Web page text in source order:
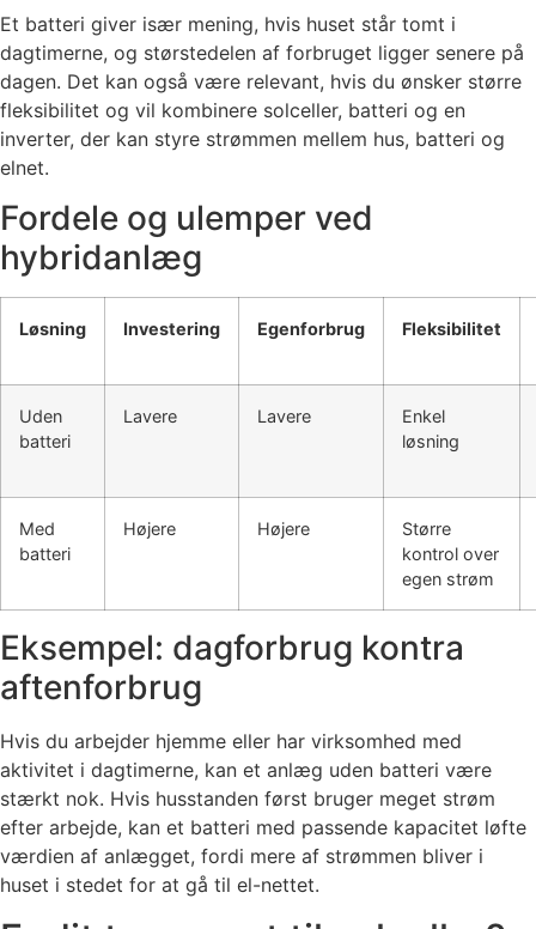
Et batteri giver især mening, hvis huset står tomt i
dagtimerne, og størstedelen af forbruget ligger senere på
dagen. Det kan også være relevant, hvis du ønsker større
fleksibilitet og vil kombinere solceller, batteri og en
inverter, der kan styre strømmen mellem hus, batteri og
elnet.
Fordele og ulemper ved
hybridanlæg
Løsning Investering Egenforbrug Fleksibilitet
Uden
batteri
Lavere Lavere
Enkel
løsning
Med
batteri
Højere Højere
Større
kontrol over
egen strøm
Eksempel: dagforbrug kontra
aftenforbrug
Hvis du arbejder hjemme eller har virksomhed med
aktivitet i dagtimerne, kan et anlæg uden batteri være
stærkt nok. Hvis husstanden først bruger meget strøm
efter arbejde, kan et batteri med passende kapacitet løfte
værdien af anlægget, fordi mere af strømmen bliver i
huset i stedet for at gå til el-nettet.